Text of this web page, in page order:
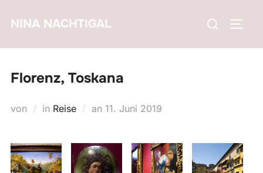
InhaltNINA NACHTIGAL
Suchen
Florenz, Toskana
von in Reise an Veröffentlicht
11. Juni 2019